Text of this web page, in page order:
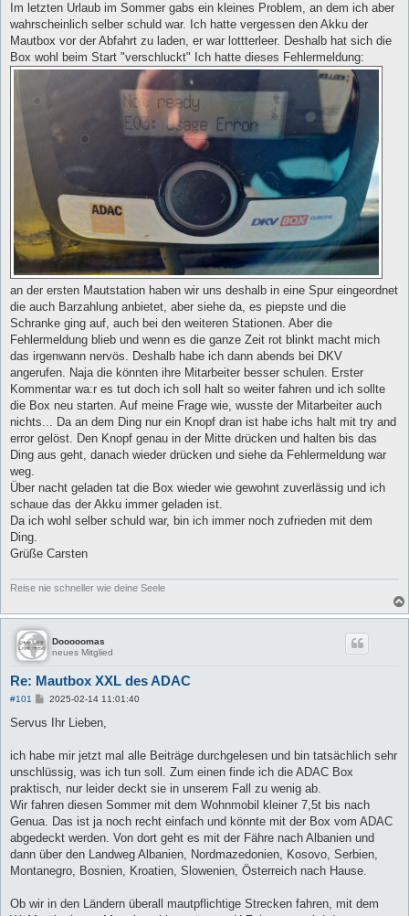
Im letzten Urlaub im Sommer gabs ein kleines Problem, an dem ich aber
wahrscheinlich selber schuld war. Ich hatte vergessen den Akku der
Mautbox vor der Abfahrt zu laden, er war lottterleer. Deshalb hat sich die
Box wohl beim Start "verschluckt" Ich hatte dieses Fehlermeldung:
an der ersten Mautstation haben wir uns deshalb in eine Spur eingeordnet
die auch Barzahlung anbietet, aber siehe da, es piepste und die
Schranke ging auf, auch bei den weiteren Stationen. Aber die
Fehlermeldung blieb und wenn es die ganze Zeit rot blinkt macht mich
das irgenwann nervös. Deshalb habe ich dann abends bei DKV
angerufen. Naja die könnten ihre Mitarbeiter besser schulen. Erster
Kommentar wa:r es tut doch ich soll halt so weiter fahren und ich sollte
die Box neu starten. Auf meine Frage wie, wusste der Mitarbeiter auch
nichts... Da an dem Ding nur ein Knopf dran ist habe ichs halt mit try and
error gelöst. Den Knopf genau in der Mitte drücken und halten bis das
Ding aus geht, danach wieder drücken und siehe da Fehlermeldung war
weg.
Über nacht geladen tat die Box wieder wie gewohnt zuverlässig und ich
schaue das der Akku immer geladen ist.
Da ich wohl selber schuld war, bin ich immer noch zufrieden mit dem
Ding.
Grüße Carsten
Reise nie schneller wie deine Seele
Dooooomas
neues Mitglied
Re: Mautbox XXL des ADAC
#101
B
i
a
2025-02-14 11:01:40
Servus Ihr Lieben,
ich habe mir jetzt mal alle Beiträge durchgelesen und bin tatsächlich sehr
unschlüssig, was ich tun soll. Zum einen finde ich die ADAC Box
praktisch, nur leider deckt sie in unserem Fall zu wenig ab.
Wir fahren diesen Sommer mit dem Wohnmobil kleiner 7,5t bis nach
Genua. Das ist ja noch recht einfach und könnte mit der Box vom ADAC
abgedeckt werden. Von dort geht es mit der Fähre nach Albanien und
dann über den Landweg Albanien, Nordmazedonien, Kosovo, Serbien,
Montanegro, Bosnien, Kroatien, Slowenien, Österreich nach Hause.
Ob wir in den Ländern überall mautpflichtige Strecken fahren, mit dem